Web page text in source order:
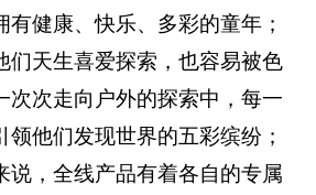
健康、快乐、多彩的童年；
们天生喜爱探索，也容易被色
次次走向户外的探索中，每一
他们发现世界的五彩缤纷；
说，全线产品有着各自的专属